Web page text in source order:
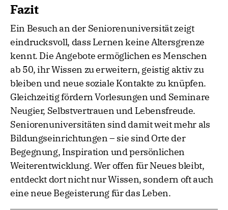
Fazit
Ein Besuch an der Seniorenuniversität zeigt
eindrucksvoll, dass Lernen keine Altersgrenze
kennt. Die Angebote ermöglichen es Menschen
ab 50, ihr Wissen zu erweitern, geistig aktiv zu
bleiben und neue soziale Kontakte zu knüpfen.
Gleichzeitig fördern Vorlesungen und Seminare
Neugier, Selbstvertrauen und Lebensfreude.
Seniorenuniversitäten sind damit weit mehr als
Bildungseinrichtungen – sie sind Orte der
Begegnung, Inspiration und persönlichen
Weiterentwicklung. Wer offen für Neues bleibt,
entdeckt dort nicht nur Wissen, sondern oft auch
eine neue Begeisterung für das Leben.